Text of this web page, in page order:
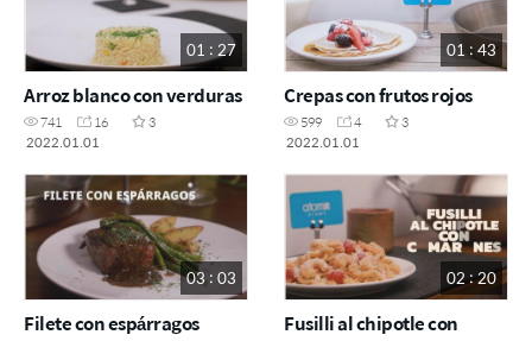
01 : 27
Arroz blanco con verduras
741 16
3
2022.01.01
01 : 43
Crepas con frutos rojos
599 4
3
2022.01.01
03 : 03
Filete con espárragos
02 : 20
Fusilli al chipotle con